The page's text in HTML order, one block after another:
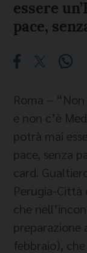
essere
pace,
Roma –
e non c’è
potrà mai
pace, senza
card.
Perugia-Città
che
preparazione
febbraio),